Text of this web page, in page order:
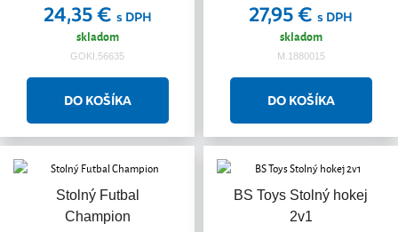
24,35 € s DPH
skladom
GOKI.56635
27,95 € s DPH
skladom
M.1880015
Stolný Futbal
Champion
BS Toys Stolný hokej
2v1